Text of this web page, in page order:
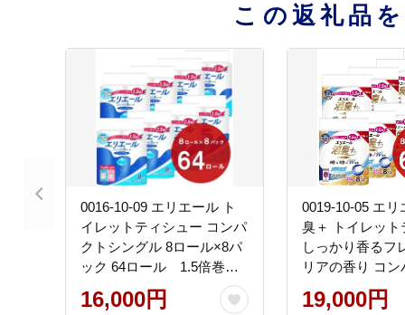
この返礼品
0016-10-09 エリエール ト
イレットティシュー コンパ
クトシングル 8ロール×8パ
ック 64ロール 1.5倍巻
82.5m トイレットペーパー
シングル パルプ100％ 香り
16,000円
0019-10-05 エリ
臭＋ トイレット
しっかり香るフ
リアの香り コン
ル 8ロール×8パ
ル 1.5倍巻
19,000円